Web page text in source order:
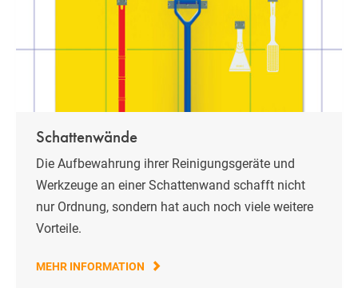
Schattenwände
Die Aufbewahrung ihrer Reinigungsgeräte und
Werkzeuge an einer Schattenwand schafft nicht
nur Ordnung, sondern hat auch noch viele weitere
Vorteile.
MEHR INFORMATION